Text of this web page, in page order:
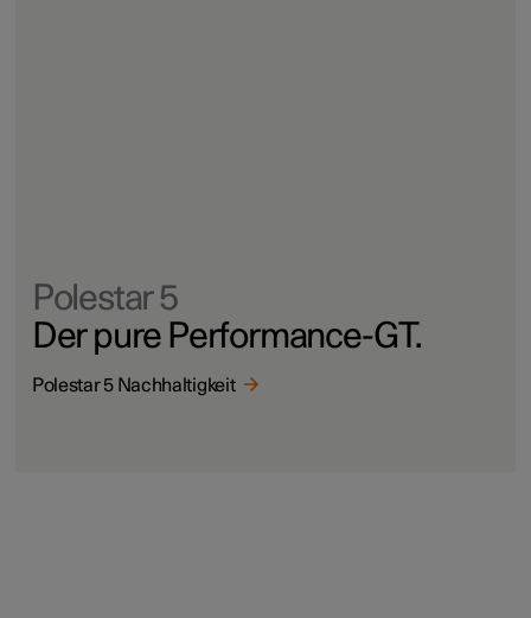
Polestar 5
Der pure Performance-GT.
Polestar 5 Nachhaltigkeit